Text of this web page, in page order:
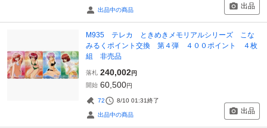
出品中の商品 出品
M935 テレカ ときめきメモリアルシリーズ こな
みるくポイント交換 第４弾 ４００ポイント ４枚
組 非売品
落札 240,002円
開始 60,500円
72 8/10 01:31終了
出品中の商品 出品